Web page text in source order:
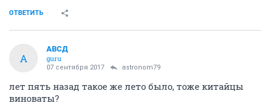
ОТВЕТИТЬ
А
АВСД
guru
07 сентября 2017 astronom79
лет пять назад такое же лето было, тоже китайцы
виноваты?